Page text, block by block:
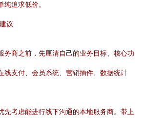
追求低价。
议
务商之前，先厘清自己的业务目标、核心功
线支付、会员系统、营销插件、数据统计
先考虑能进行线下沟通的本地服务商。带上